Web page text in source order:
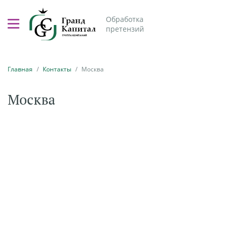
Обработка
претензий
Главная Контакты Москва
Москва